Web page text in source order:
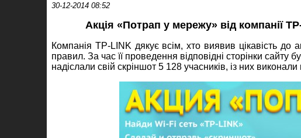
30-12-2014 08:52
Акція «Потрап у мережу» від компанії
Компанія TP-LINK дякує всім, хто виявив цікавість
правил. За час її проведення відповідні сторінки сайту
надіслали свій скріншот 5 128 учасників, із них